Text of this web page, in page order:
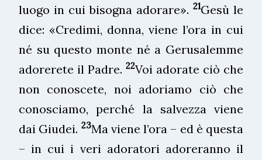
luogo in cui bisogna adorare». 21Gesù le
dice: «Credimi, donna, viene l’ora in cui
né su questo monte né a Gerusalemme
adorerete il Padre. 22Voi adorate ciò che
non conoscete, noi adoriamo ciò che
conosciamo, perché la salvezza viene
dai Giudei. 23Ma viene l’ora – ed è questa
– in cui i veri adoratori adoreranno il